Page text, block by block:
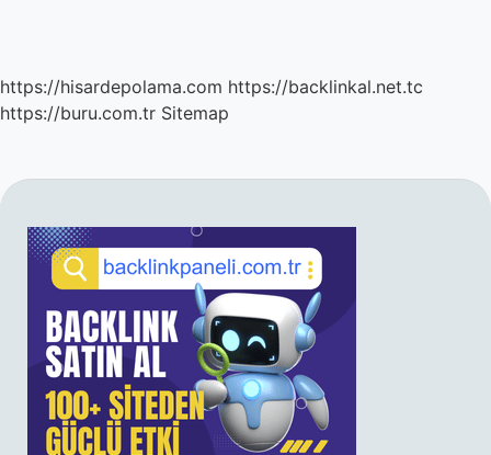
https://hisardepolama.com https://backlinkal.net.tc
https://buru.com.tr Sitemap
SIDEBAR